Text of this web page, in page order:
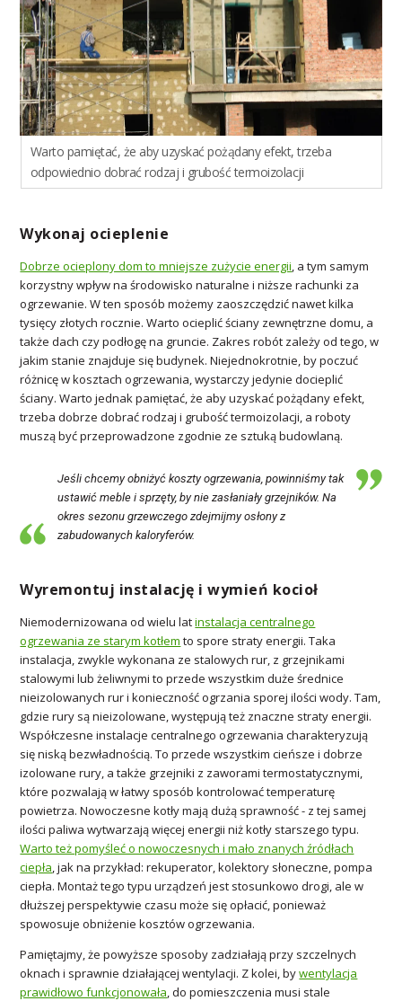
Warto pamiętać, że aby uzyskać pożądany efekt, trzeba
odpowiednio dobrać rodzaj i grubość termoizolacji
Wykonaj ocieplenie
Dobrze ocieplony dom to mniejsze zużycie energii, a tym samym
korzystny wpływ na środowisko naturalne i niższe rachunki za
ogrzewanie. W ten sposób możemy zaoszczędzić nawet kilka
tysięcy złotych rocznie. Warto ocieplić ściany zewnętrzne domu, a
także dach czy podłogę na gruncie. Zakres robót zależy od tego, w
jakim stanie znajduje się budynek. Niejednokrotnie, by poczuć
różnicę w kosztach ogrzewania, wystarczy jedynie docieplić
ściany. Warto jednak pamiętać, że aby uzyskać pożądany efekt,
trzeba dobrze dobrać rodzaj i grubość termoizolacji, a roboty
muszą być przeprowadzone zgodnie ze sztuką budowlaną.
Jeśli chcemy obniżyć koszty ogrzewania, powinniśmy tak
ustawić meble i sprzęty, by nie zasłaniały grzejników. Na
okres sezonu grzewczego zdejmijmy osłony z
zabudowanych kaloryferów.
Wyremontuj instalację i wymień kocioł
Niemodernizowana od wielu latinstalacja centralnego
ogrzewania ze starym kotłem to spore straty energii. Taka
instalacja, zwykle wykonana ze stalowych rur, z grzejnikami
stalowymi lub żeliwnymi to przede wszystkim duże średnice
nieizolowanych rur i konieczność ogrzania sporej ilości wody. Tam,
gdzie rury są nieizolowane, występują też znaczne straty energii.
Współczesne instalacje centralnego ogrzewania charakteryzują
się niską bezwładnością. To przede wszystkim cieńsze i dobrze
izolowane rury, a także grzejniki z zaworami termostatycznymi,
które pozwalają w łatwy sposób kontrolować temperaturę
powietrza. Nowoczesne kotły mają dużą sprawność - z tej samej
ilości paliwa wytwarzają więcej energii niż kotły starszego typu.
Warto też pomyśleć o nowoczesnych i mało znanych źródłach
ciepła, jak na przykład: rekuperator, kolektory słoneczne, pompa
ciepła. Montaż tego typu urządzeń jest stosunkowo drogi, ale w
dłuższej perspektywie czasu może się opłacić, ponieważ
spowosuje obniżenie kosztów ogrzewania.
Pamiętajmy, że powyższe sposoby zadziałają przy szczelnych
oknach i sprawnie działającej wentylacji. Z kolei, bywentylacja
prawidłowo funkcjonowała, do pomieszczenia musi stale